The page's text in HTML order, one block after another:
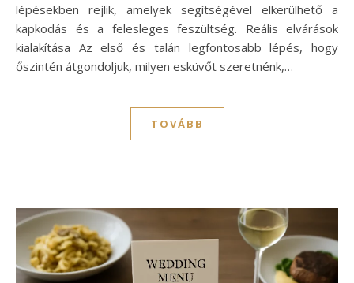
lépésekben rejlik, amelyek segítségével elkerülhető a
kapkodás és a felesleges feszültség. Reális elvárások
kialakítása Az első és talán legfontosabb lépés, hogy
őszintén átgondoljuk, milyen esküvőt szeretnénk,…
TOVÁBB